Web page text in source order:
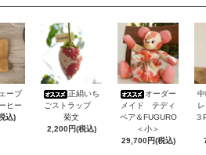
ーブ
ヒー
込)
正絹いち
ごストラップ
菊文
2,200円(税込)
オーダー
メイド テディ
ベア＆FUGURO
＜小＞
29,700円(税込)